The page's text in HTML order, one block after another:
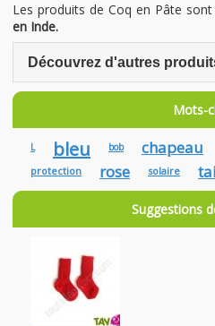
Les produits de Coq en Pâte
en Inde.
Mots-
L bleu bob chapeau
protection rose solaire
Suggestions